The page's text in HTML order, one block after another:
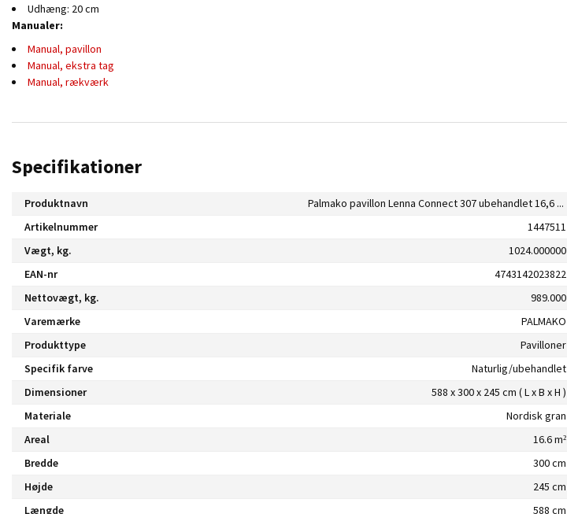
Udhæng: 20 cm
Manualer:
Manual, pavillon
Manual, ekstra tag
Manual, rækværk
Specifikationer
Produktnavn
Palmako pavillon Lenna Connect 307 ubehandlet 16,6 m²
Artikelnummer
1447511
Vægt, kg.
1024.000000
EAN-nr
4743142023822
Nettovægt, kg.
989.000
Varemærke
PALMAKO
Produkttype
Pavilloner
Specifik farve
Naturlig/ubehandlet
Dimensioner
588 x 300 x 245 cm ( L x B x H )
Materiale
Nordisk gran
Areal
16.6 m²
Bredde
300 cm
Højde
245 cm
Længde
588 cm